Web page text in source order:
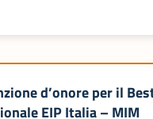
d’onore per il
EIP Italia – MIM